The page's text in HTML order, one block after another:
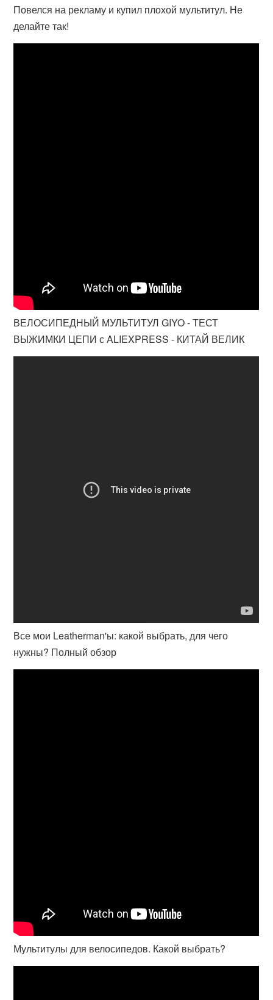
Повелся на рекламу и купил плохой мультитул. Не
делайте так!
ВЕЛОСИПЕДНЫЙ МУЛЬТИТУЛ GIYO - ТЕСТ
ВЫЖИМКИ ЦЕПИ с ALIEXPRESS - КИТАЙ ВЕЛИК
Все мои Leatherman'ы: какой выбрать, для чего
нужны? Полный обзор
Мультитулы для велосипедов. Какой выбрать?